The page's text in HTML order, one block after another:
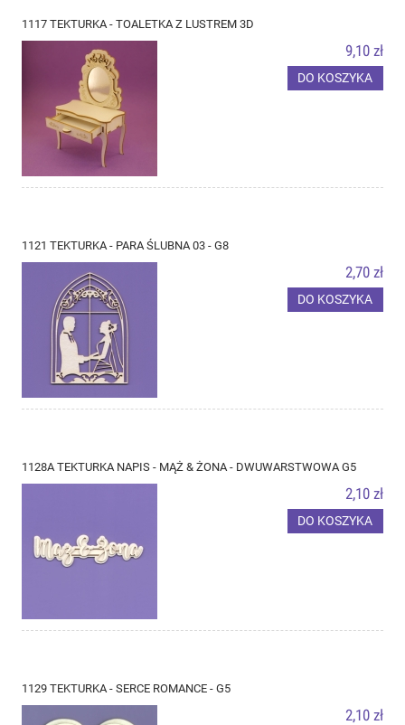
1117 TEKTURKA - TOALETKA Z LUSTREM 3D
9,10 zł
DO KOSZYKA
1121 TEKTURKA - PARA ŚLUBNA 03 - G8
2,70 zł
DO KOSZYKA
1128A TEKTURKA NAPIS - MĄŻ & ŻONA - DWUWARSTWOWA G5
2,10 zł
DO KOSZYKA
1129 TEKTURKA - SERCE ROMANCE - G5
2,10 zł